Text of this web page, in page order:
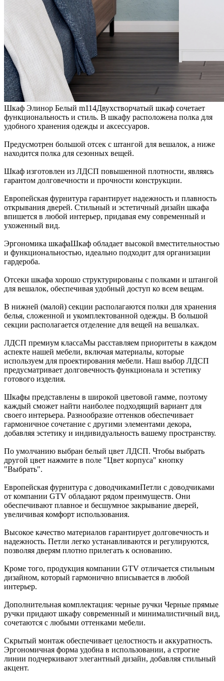
Шкаф Элинор Белый m114Двухстворчатый шкаф сочетает
функциональность и стиль. В шкафу расположена полка для
удобного хранения одежды и аксессуаров.
Предусмотрен большой отсек с штангой для вешалок, а ниже
находится полка для сезонных вещей.
Шкаф изготовлен из ЛДСП повышенной плотности, являясь
гарантом долговечности и прочности конструкции.
Европейская фурнитура гарантирует надежность и плавность
открывания дверей. Стильный и эстетичный дизайн шкафа
впишется в любой интерьер, придавая ему современный и
ухоженный вид.
Эргономика шкафаШкаф обладает высокой вместительностью
и функциональностью, идеально подходит для организации
гардероба.
Отсеки шкафа хорошо структурированы с полками и штангой
для вешалок, обеспечивая удобный доступ ко всем вещам.
В нижней (малой) секции располагаются полки для хранения
белья, сложенной и укомплектованной одежды. В большой
секции располагается отделение для вещей на вешалках.
ЛДСП премиум классаМы расставляем приоритеты в каждом
аспекте нашей мебели, включая материалы, которые
используем для проектирования мебели. Наш выбор ЛДСП
предусматривает долговечность функционала и эстетику
готового изделия.
Шкафы представлены в широкой цветовой гамме, поэтому
каждый сможет найти наиболее подходящий вариант для
своего интерьера. Разнообразие оттенков обеспечивает
гармоничное сочетание с другими элементами декора,
добавляя эстетику и индивидуальность вашему пространству.
По умолчанию выбран белый цвет ЛДСП. Чтобы выбрать
другой цвет нажмите в поле "Цвет корпуса" кнопку
"Выбрать".
Европейская фурнитура с доводчикамиПетли с доводчиками
от компании GTV обладают рядом преимуществ. Они
обеспечивают плавное и бесшумное закрывание дверей,
увеличивая комфорт использования.
Высокое качество материалов гарантирует долговечность и
надежность. Петли легко устанавливаются и регулируются,
позволяя дверям плотно прилегать к основанию.
Кроме того, продукция компании GTV отличается стильным
дизайном, который гармонично вписывается в любой
интерьер.
Дополнительная комплектация: черные ручки Черные прямые
ручки придают шкафу современный и минималистичный вид,
сочетаются с любыми оттенками мебели.
Скрытый монтаж обеспечивает целостность и аккуратность.
Эргономичная форма удобна в использовании, а строгие
линии подчеркивают элегантный дизайн, добавляя стильный
акцент.